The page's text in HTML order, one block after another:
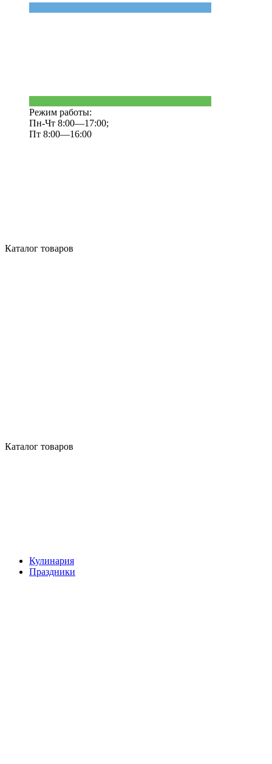
Режим работы:
Пн-Чт 8:00—17:00;
Пт 8:00—16:00
Каталог товаров
Каталог товаров
Кулинария
Праздники